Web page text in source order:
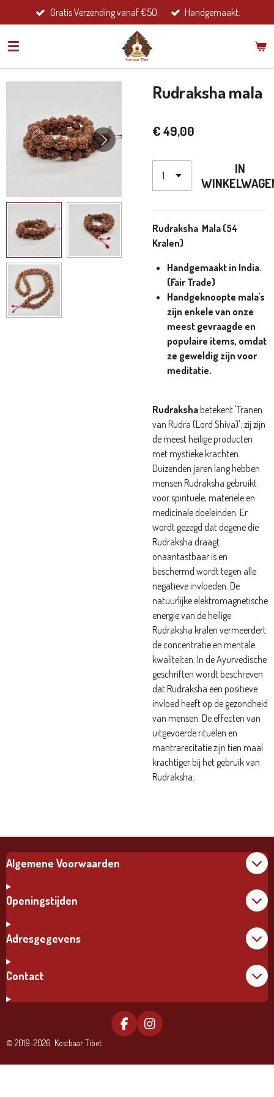
direct
naar
hoofdinhoud
Gratis Verzending vanaf €50. Handgemaakt.
Rudraksha mala
€ 49,00
IN
Rudraksha Mala (54
Kralen)
Handgemaakt in India.
(Fair Trade)
Handgeknoopte mala's
zijn enkele van onze
meest gevraagde en
populaire items, omdat
ze geweldig zijn voor
meditatie.
Rudraksha betekent 'Tranen
van Rudra (Lord Shiva)'; zij zijn
de meest heilige producten
met mystieke krachten.
Duizenden jaren lang hebben
mensen Rudraksha gebruikt
voor spirituele, materiële en
medicinale doeleinden. Er
wordt gezegd dat degene die
Rudraksha draagt
onaantastbaar is en
beschermd wordt tegen alle
negatieve invloeden. De
natuurlijke elektromagnetische
energie van de heilige
Rudraksha kralen vermeerdert
de concentratie en mentale
kwaliteiten. In de Ayurvedische
geschriften wordt beschreven
dat Rudraksha een positieve
invloed heeft op de gezondheid
van mensen. De effecten van
uitgevoerde rituelen en
mantrarecitatie zijn tien maal
krachtiger bij het gebruik van
Rudraksha.
Algemene Voorwaarden
Openingstijden
Adresgegevens
Contact
F
A
E
I
N
T
© 2019-2026 Kostbaar Tibet